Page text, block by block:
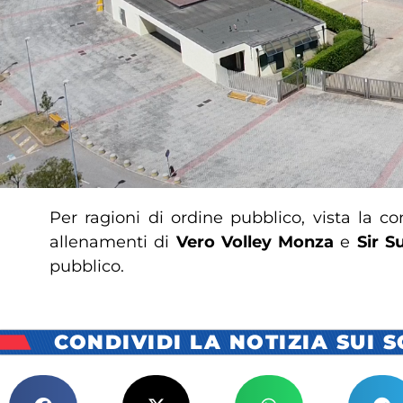
Per ragioni di ordine pubblico, vista la
allenamenti di Vero Volley Monza e Sir
pubblico.
CONDIVIDI LA NOTIZIA SUI